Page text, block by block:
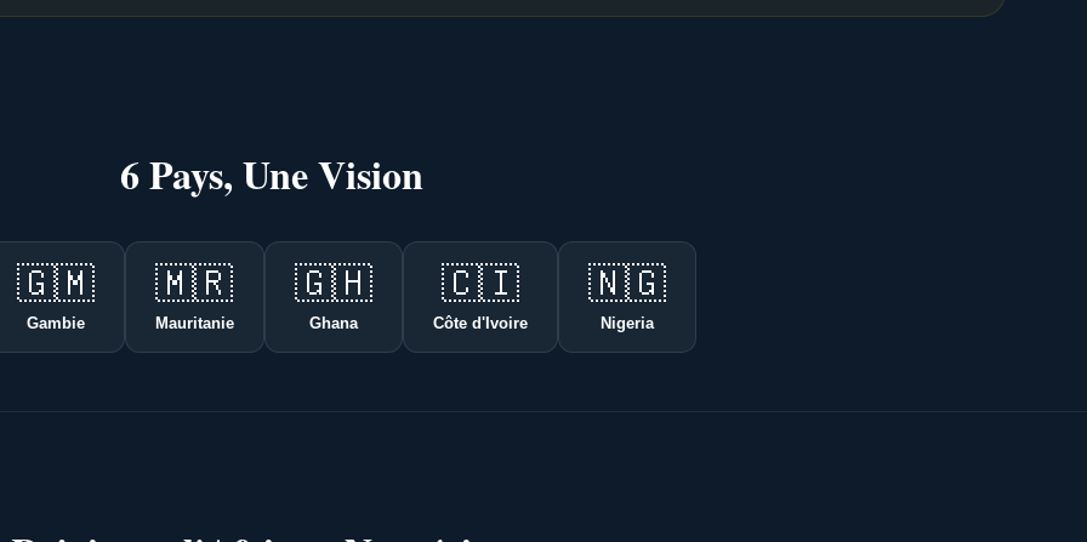
6 Pays, Une Vision
🇬🇲
Gambie
🇲🇷
Mauritanie
🇬🇭
Ghana
🇨🇮
Côte d'Ivoire
🇳🇬
Nigeria